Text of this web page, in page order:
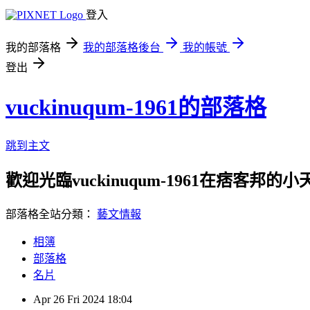
登入
我的部落格 我的部落格後台
我的帳號
登出
vuckinuqum-1961的部落格
跳到主文
歡迎光臨vuckinuqum-1961在痞客邦的小
部落格全站分類： 藝文情報
相簿
部落格
名片
Apr 26 Fri 2024 18:04